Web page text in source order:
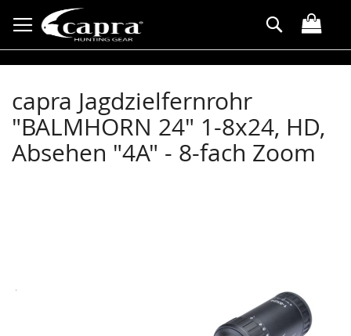
zum
Inhalt
Suche
capra Jagdzielfernrohr
"BALMHORN 24" 1-8x24, HD,
Absehen "4A" - 8-fach Zoom